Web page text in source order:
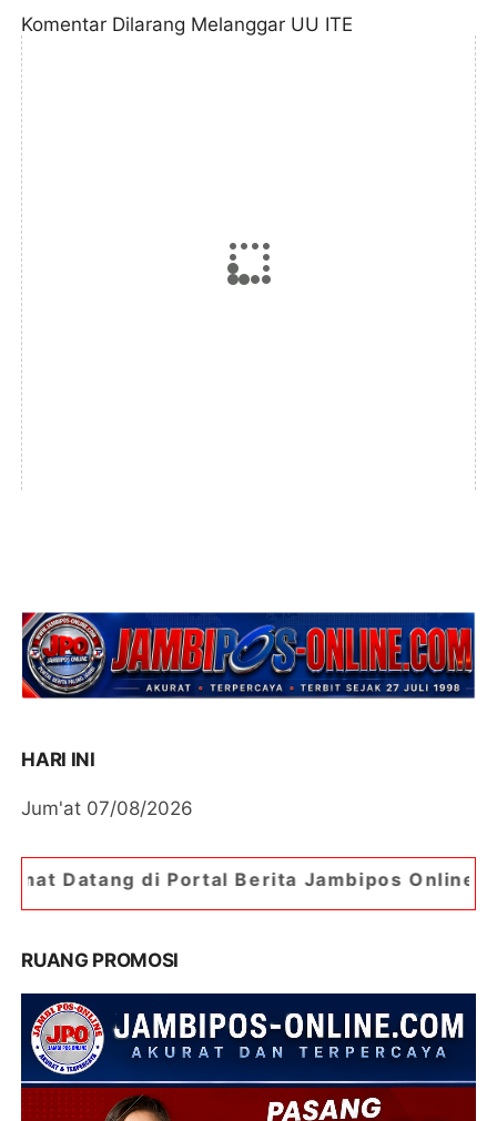
Komentar Dilarang Melanggar UU ITE
HARI INI
Jum'at 07/08/2026
Berita Jambipos Online. Portal Berita
RUANG PROMOSI